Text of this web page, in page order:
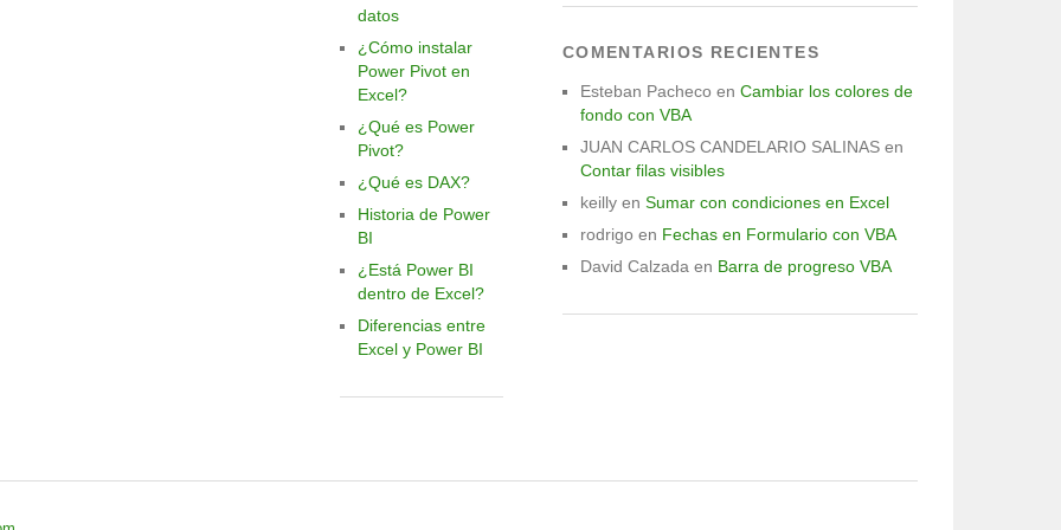
datos
¿Cómo instalar
Power Pivot en
Excel?
¿Qué es Power
Pivot?
¿Qué es DAX?
Historia de Power
BI
¿Está Power BI
dentro de Excel?
Diferencias entre
Excel y Power BI
COMENTARIOS RECIENTES
Esteban Pacheco en Cambiar los colores de
fondo con VBA
JUAN CARLOS CANDELARIO SALINASen
Contar filas visibles
keillyen Sumar con condiciones en Excel
rodrigo en Fechas en Formulario con VBA
David Calzada en Barra de progreso VBA